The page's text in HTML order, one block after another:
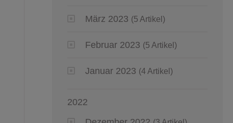
März 2023 (5 Artikel)
Februar 2023 (5 Artikel)
Januar 2023 (4 Artikel)
2022